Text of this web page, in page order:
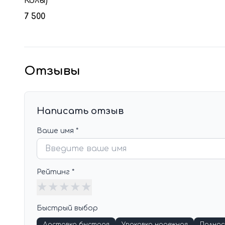
7 500
Отзывы
Написать отзыв
Ваше имя *
Рейтинг *
★ ★ ★ ★ ★
Быстрый выбор